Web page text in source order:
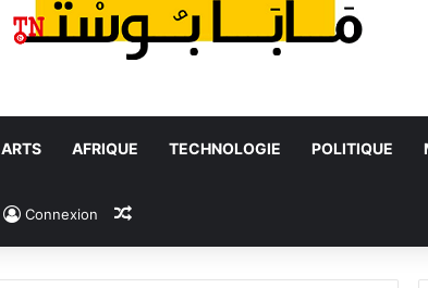
ARTS AFRIQUE TECHNOLOGIE POLITIQUE
Connexion Article Aléatoire